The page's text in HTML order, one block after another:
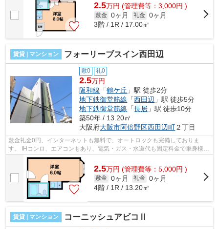
2.5万円 (管理費等：3,000円 )
敷金 0ヶ月 礼金 0ヶ月
3階 / 1R / 17.00㎡
賃貸 | マンション フォーリーブスイン西田辺
敷0 礼0
2.5万円
阪和線 「鶴ケ丘 」駅 徒歩2分
地下鉄御堂筋線 「西田辺 」駅 徒歩5分
地下鉄御堂筋線 「長居 」駅 徒歩10分
築50年 / 13.20㎡
大阪府大阪市阿倍野区西田辺町２丁目
敷金礼金0円、インターネットも無料で、オートロックも完備しておりま
す。 IHコンロ、エアコンもあり、電気・ガス・水道代も固定料金で単身様に
オススメ物件です。 ■□■□■□■□■□■□■□■□...
2.5万円 (管理費等：5,000円 )
敷金 0ヶ月 礼金 0ヶ月
4階 / 1R / 13.20㎡
賃貸 | マンション コーニッシュアビコⅡ